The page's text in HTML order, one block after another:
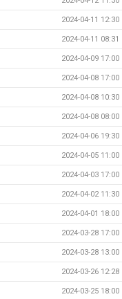
2024-04-11 12:30
2024-04-11 08:31
2024-04-09 17:00
2024-04-08 17:00
2024-04-08 10:30
2024-04-08 08:00
2024-04-06 19:30
2024-04-05 11:00
2024-04-03 17:00
2024-04-02 11:30
2024-04-01 18:00
2024-03-28 17:00
2024-03-28 13:00
2024-03-26 12:28
2024-03-25 18:00